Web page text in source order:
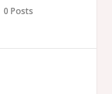
0 Posts